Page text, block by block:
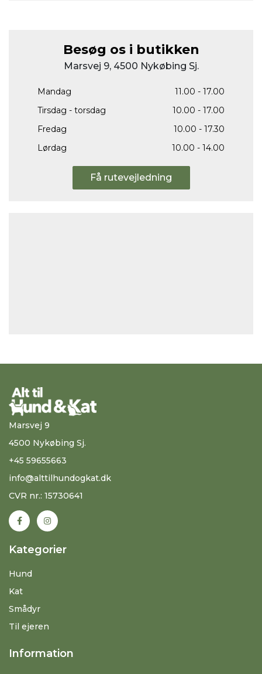
Besøg os i butikken
Marsvej 9, 4500 Nykøbing Sj.
Mandag
11.00 - 17.00
Tirsdag - torsdag
10.00 - 17.00
Fredag
10.00 - 17.30
Lørdag
10.00 - 14.00
Få rutevejledning
Marsvej 9
4500 Nykøbing Sj.
+45 59655663
info@alttilhundogkat.dk
CVR nr.: 15730641
Kategorier
Hund
Kat
Smådyr
Til ejeren
Information